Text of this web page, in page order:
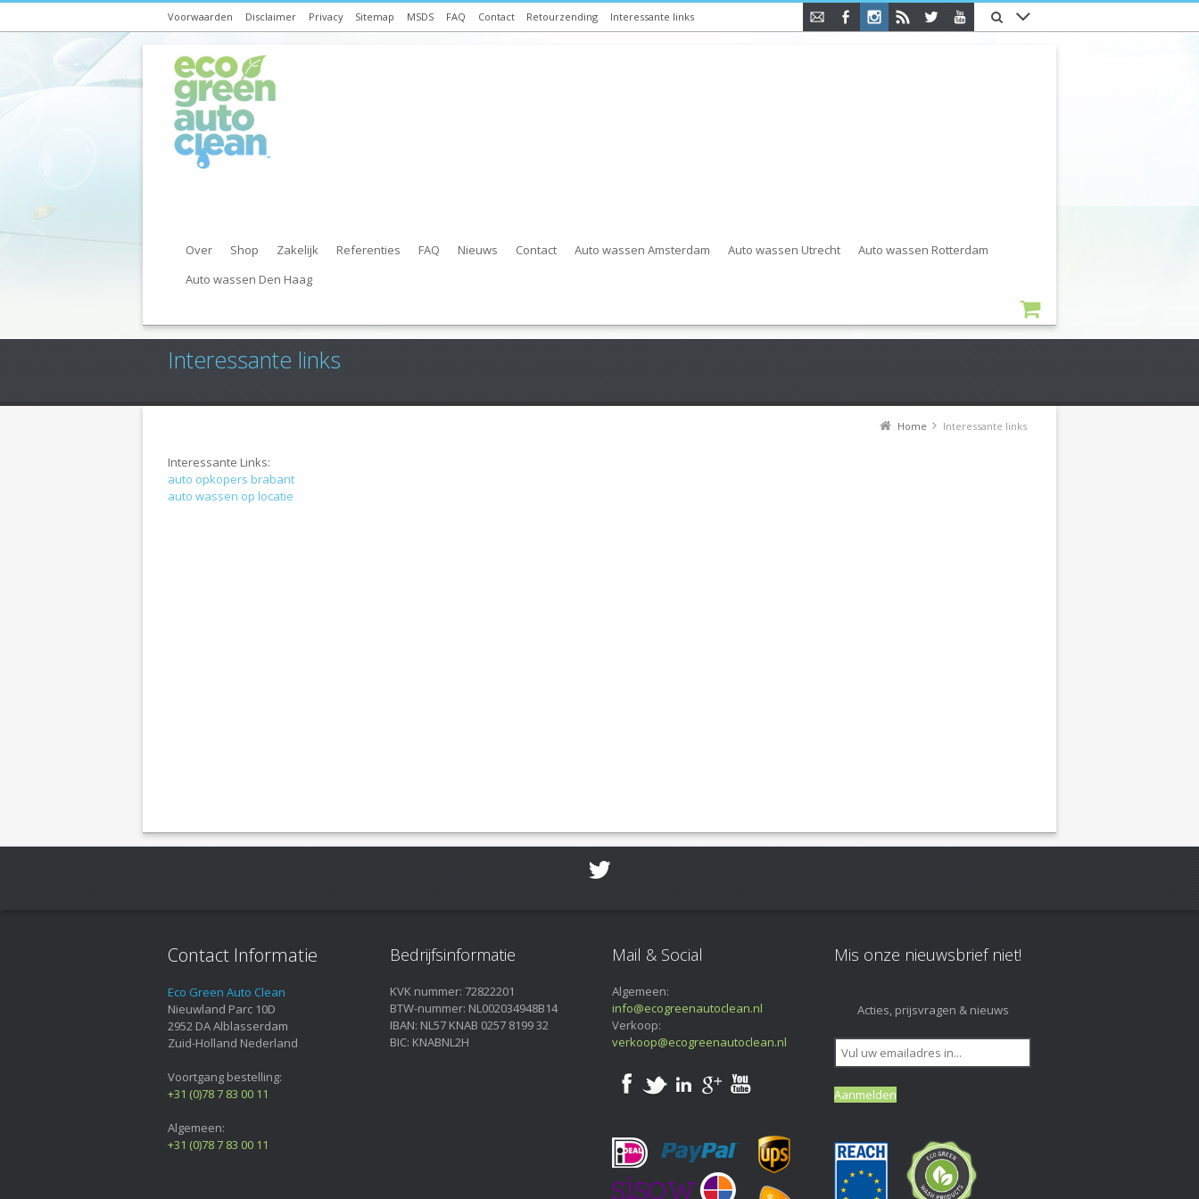
Voorwaarden Disclaimer Privacy Sitemap MSDS FAQ Contact Retourzending Interessante links
Over Shop Zakelijk Referenties FAQ Nieuws Contact Auto wassen Amsterdam Auto wassen Utrecht
Auto wassen Rotterdam
Auto wassen Den Haag
Interessante links
Home Interessante links
Interessante Links:
auto opkopers brabant
auto wassen op locatie
Contact Informatie
Eco Green Auto Clean
Nieuwland Parc 10D
2952 DAAlblasserdam
Zuid-Holland Nederland
Voortgang bestelling:
+31 (0)78 7 83 00 11
Algemeen:
+31 (0)78 7 83 00 11
Bedrijfsinformatie
KVK nummer: 72822201
BTW-nummer: NL002034948B14
IBAN: NL57 KNAB 0257 8199 32
BIC: KNABNL2H
Mail & Social
Algemeen:
info@ecogreenautoclean.nl
Verkoop:
verkoop@ecogreenautoclean.nl
Mis onze nieuwsbrief niet!
Acties, prijsvragen & nieuws